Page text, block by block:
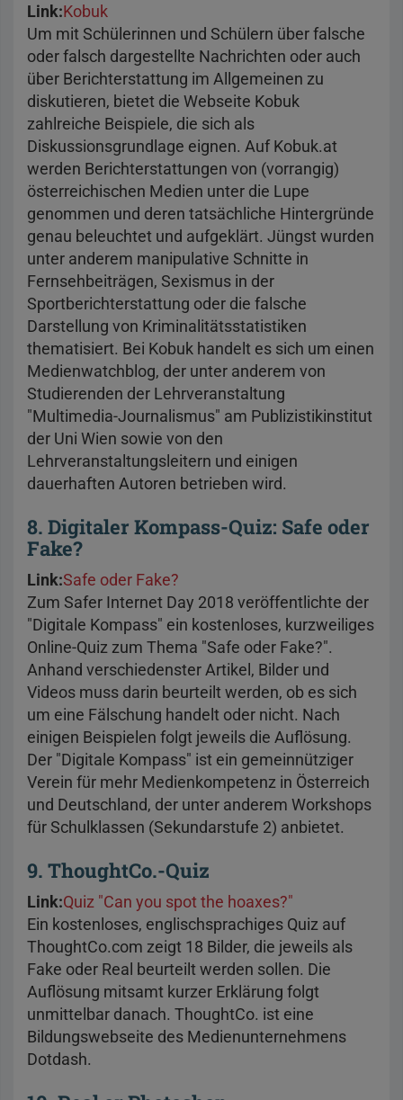
Link:Kobuk
Um mit Schülerinnen und Schülern über falsche
oder falsch dargestellte Nachrichten oder auch
über Berichterstattung im Allgemeinen zu
diskutieren, bietet die Webseite Kobuk
zahlreiche Beispiele, die sich als
Diskussionsgrundlage eignen. Auf Kobuk.at
werden Berichterstattungen von (vorrangig)
österreichischen Medien unter die Lupe
genommen und deren tatsächliche Hintergründe
genau beleuchtet und aufgeklärt. Jüngst wurden
unter anderem manipulative Schnitte in
Fernsehbeiträgen, Sexismus in der
Sportberichterstattung oder die falsche
Darstellung von Kriminalitätsstatistiken
thematisiert. Bei Kobuk handelt es sich um einen
Medienwatchblog, der unter anderem von
Studierenden der Lehrveranstaltung
"Multimedia-Journalismus" am Publizistikinstitut
der Uni Wien sowie von den
Lehrveranstaltungsleitern und einigen
dauerhaften Autoren betrieben wird.
8. Digitaler Kompass-Quiz: Safe oder
Fake?
Link:Safe oder Fake?
Zum Safer Internet Day 2018 veröffentlichte der
"Digitale Kompass" ein kostenloses, kurzweiliges
Online-Quiz zum Thema "Safe oder Fake?".
Anhand verschiedenster Artikel, Bilder und
Videos muss darin beurteilt werden, ob es sich
um eine Fälschung handelt oder nicht. Nach
einigen Beispielen folgt jeweils die Auflösung.
Der "Digitale Kompass" ist ein gemeinnütziger
Verein für mehr Medienkompetenz in Österreich
und Deutschland, der unter anderem Workshops
für Schulklassen (Sekundarstufe 2) anbietet.
9. ThoughtCo.-Quiz
Link:Quiz "Can you spot the hoaxes?"
Ein kostenloses, englischsprachiges Quiz auf
ThoughtCo.com zeigt 18 Bilder, die jeweils als
Fake oder Real beurteilt werden sollen. Die
Auflösung mitsamt kurzer Erklärung folgt
unmittelbar danach. ThoughtCo. ist eine
Bildungswebseite des Medienunternehmens
Dotdash.